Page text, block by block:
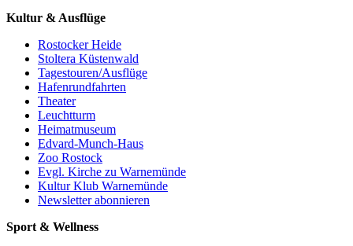
Kultur & Ausflüge
Rostocker Heide
Stoltera Küstenwald
Tagestouren/Ausflüge
Hafenrundfahrten
Theater
Leuchtturm
Heimatmuseum
Edvard-Munch-Haus
Zoo Rostock
Evgl. Kirche zu Warnemünde
Kultur Klub Warnemünde
Newsletter abonnieren
Sport & Wellness